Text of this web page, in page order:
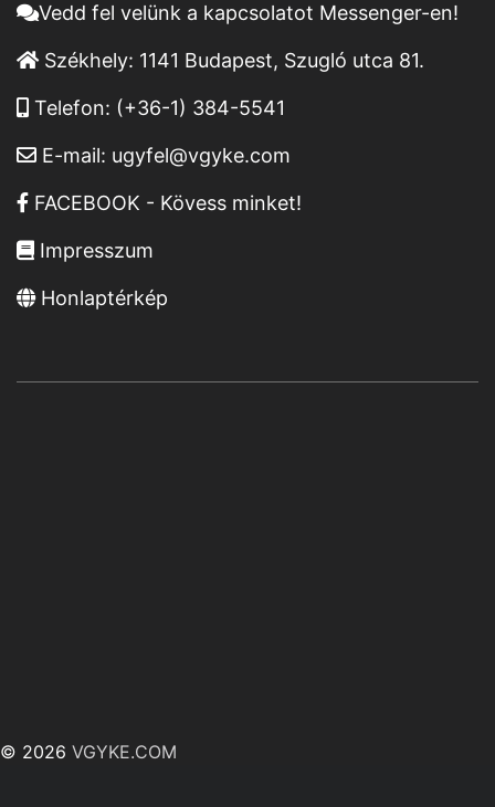
Vedd fel velünk a kapcsolatot Messenger-en!
Székhely: 1141 Budapest, Szugló utca 81.
Telefon: (+36-1) 384-5541
E-mail: ugyfel@vgyke.com
FACEBOOK - Kövess minket!
Impresszum
Honlaptérkép
© 2026 VGYKE.COM